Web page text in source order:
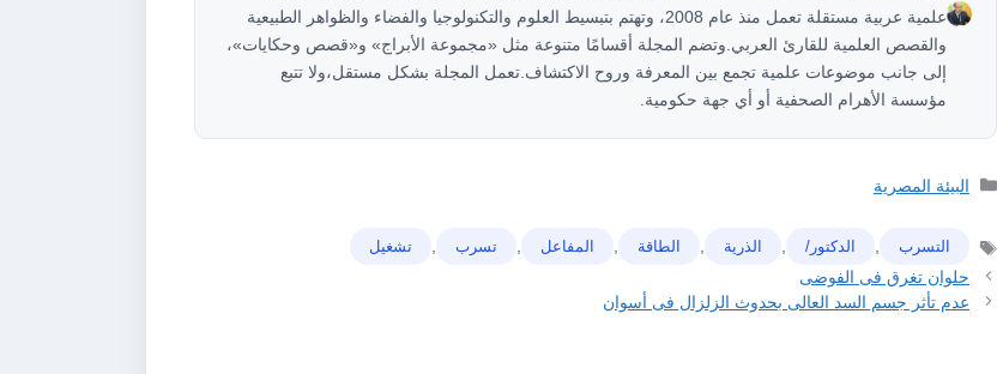
علمية عربية مستقلة تعمل منذ عام 2008، وتهتم بتبسيط العلوم والتكنولوجيا والفضاء والظواهر الطبيعية
والقصص العلمية للقارئ العربي.وتضم المجلة أقسامًا متنوعة مثل «مجموعة الأبراج» و«قصص وحكايات»،
إلى جانب موضوعات علمية تجمع بين المعرفة وروح الاكتشاف.تعمل المجلة بشكل مستقل،ولا تتبع
مؤسسة الأهرام الصحفية أو أي جهة حكومية.
التصنيفات
البيئة المصرية
الوسوم
التسرب الدكتور/ ﺍﻟﺬﺭﻳﺔ الطاقة ﺍﻟﻤﻔﺎﻋﻞ تسرب ﺗﺸﻐﻴﻞ
حلوان تغرق فى الفوضى
عدم تأثر جسم السد العالى بحدوث الزلزال فى أسوان